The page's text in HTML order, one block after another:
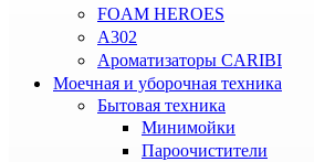
FOAM HEROES
A302
Ароматизаторы CARIBI
Моечная и уборочная техника
Бытовая техника
Минимойки
Пароочистители